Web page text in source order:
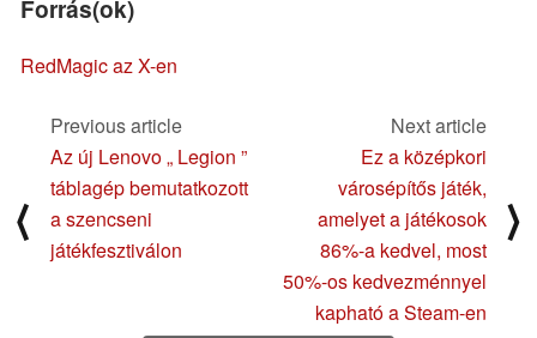
Forrás(ok)
RedMagic az X-en
⟨
Previous article
Az új Lenovo „ Legion ”
táblagép bemutatkozott
a szencseni
játékfesztiválon
Next article
Ez a középkori
városépítős játék,
amelyet a játékosok
86%-a kedvel, most
50%-os kedvezménnyel
kapható a Steam-en
⟩